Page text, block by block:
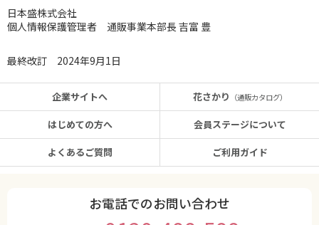
日本盛株式会社
個人情報保護管理者 通販事業本部長 吉富 豊
最終改訂 2024年9月1日
企業サイトへ
はじめての方へ
よくあるご質問
花さかり （通販カタログ）
会員ステージについて
ご利用ガイド
お電話でのお問い合わせ